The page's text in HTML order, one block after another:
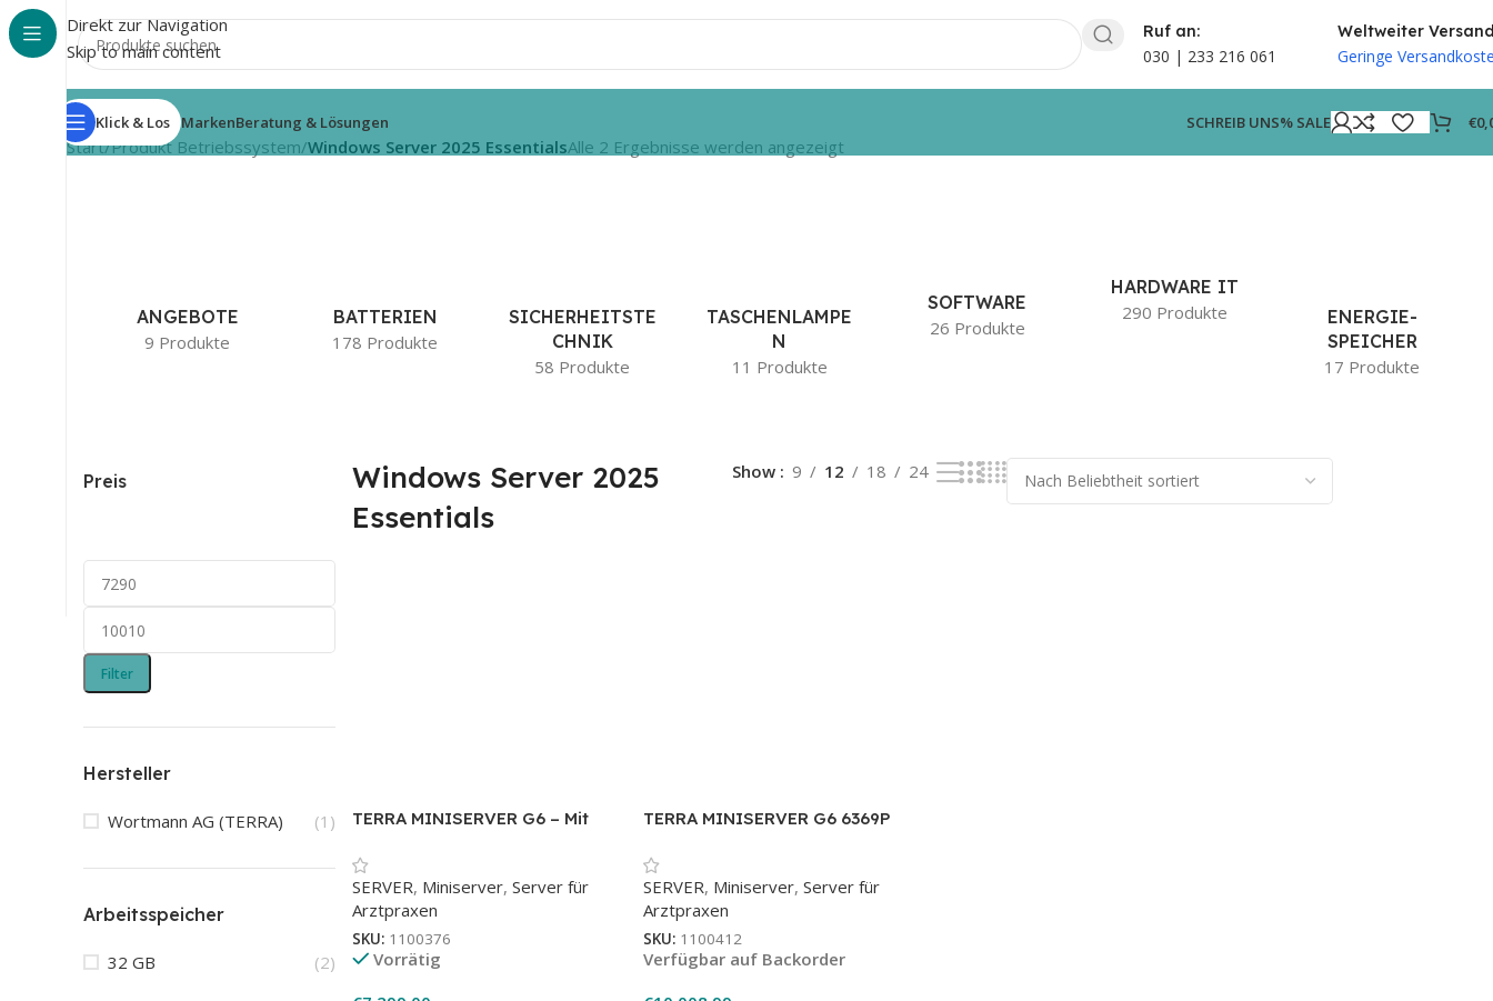
Direkt zur Navigation
Skip to main content
Ruf an:
030 | 233 216 061
Weltweiter
Geringe
Klick & Los MarkenBeratung & Lösungen SCHREIB UNS% SALE €
Start/Produkt Betriebssystem/Windows Server 2025 EssentialsAlle 2 Ergebnisse werden angezeigt
ANGEBOTE
9 Produkte
BATTERIEN
178 Produkte
SICHERHEITSTE
CHNIK
58 Produkte
TASCHENLAMPE
N
11 Produkte
SOFTWARE
26 Produkte
HARDWARE IT
290 Produkte
ENERGIE-
SPEICHER
17 Produkte
Preis
Filter
Hersteller
Wortmann AG (TERRA) (1)
Arbeitsspeicher
32 GB (2)
Windows Server 2025
Essentials
Show 9 12 18 24
TERRA MINISERVER G6 – Mit
Essentials
SERVER, Miniserver, Server für
Arztpraxen
SKU: 1100376
Vorrätig
TERRA MINISERVER G6 6369P
SERVER, Miniserver, Server für
Arztpraxen
SKU: 1100412
Verfügbar auf Backorder